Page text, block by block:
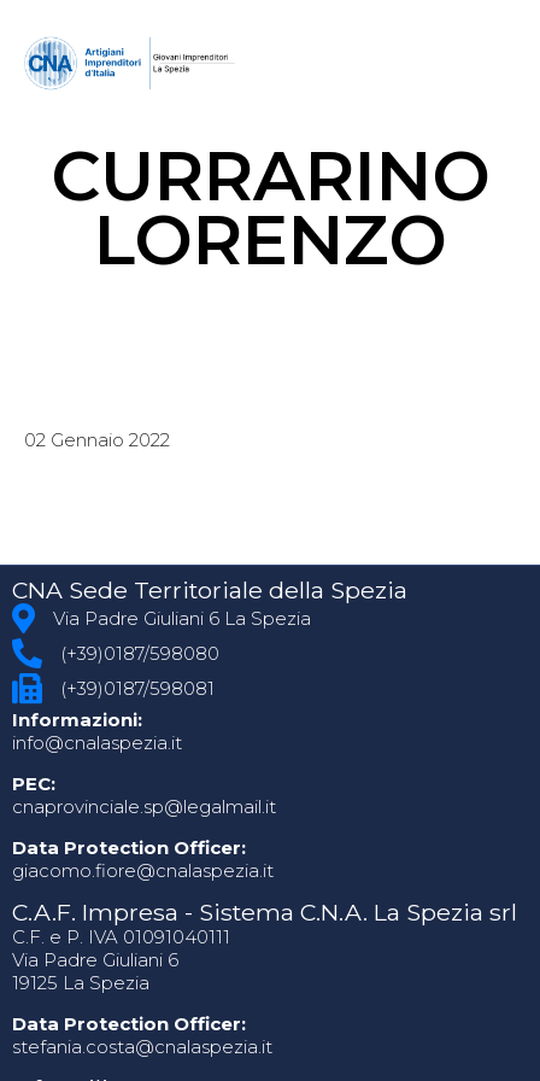
CURRARINO
LORENZO
02 Gennaio 2022
CNA Sede Territoriale della Spezia
Via Padre Giuliani 6 La Spezia
(+39)0187/598080
(+39)0187/598081
Informazioni:
info@cnalaspezia.it
PEC:
cnaprovinciale.sp@legalmail.it
Data Protection Officer:
giacomo.fiore@cnalaspezia.it
C.A.F. Impresa - Sistema C.N.A. La Spezia srl
C.F. e P. IVA 01091040111
Via Padre Giuliani 6
19125 La Spezia
Data Protection Officer:
stefania.costa@cnalaspezia.it